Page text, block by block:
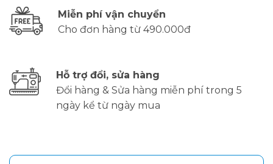
Miễn phí vận chuyển
Cho đơn hàng từ 490.000đ
Hỗ trợ đổi, sửa hàng
Đổi hàng & Sửa hàng miễn phí trong 5
ngày kể từ ngày mua